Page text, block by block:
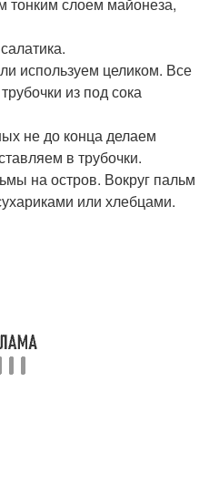
тонким слоем майонеза,
используем целиком. Все
из под сока
не до конца делаем
в трубочки.
на остров. Вокруг пальм
или хлебцами.